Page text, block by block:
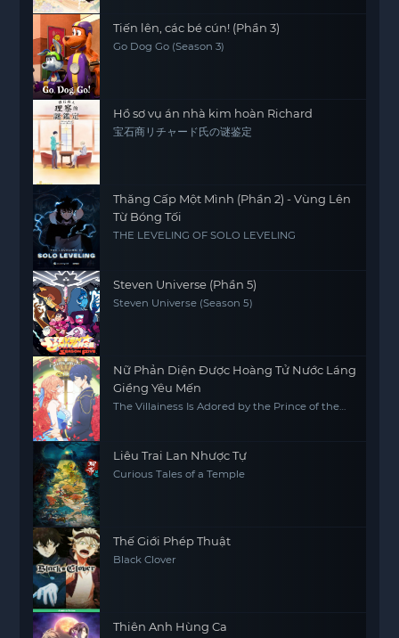
Tiến lên, các bé cún! (Phần 3)
Go Dog Go (Season 3)
Hồ sơ vụ án nhà kim hoàn Richard
宝石商リチャード氏の谜鉴定
Thăng Cấp Một Mình (Phần 2) - Vùng Lên
Từ Bóng Tối
THE LEVELING OF SOLO LEVELING
Steven Universe (Phần 5)
Steven Universe (Season 5)
Nữ Phản Diện Được Hoàng Tử Nước Láng
Giềng Yêu Mến
The Villainess Is Adored by the Prince of the
Liêu Trai Lan Nhược Tự
Curious Tales of a Temple
Thế Giới Phép Thuật
Black Clover
Thiên Anh Hùng Ca